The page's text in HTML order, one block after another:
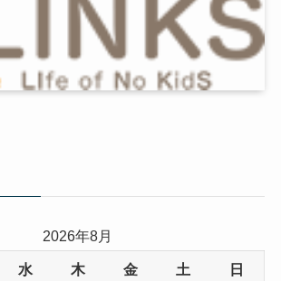
2026年8月
水 木 金 土 日